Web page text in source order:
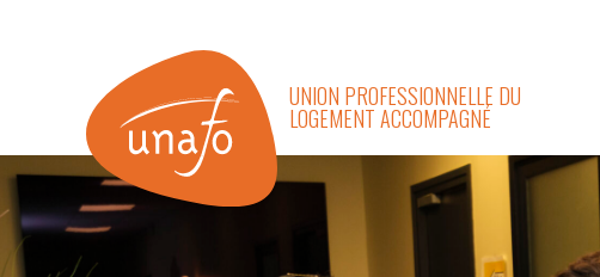
UNION PROFESSIONNELLE DU
LOGEMENT ACCOMPAGNÉ